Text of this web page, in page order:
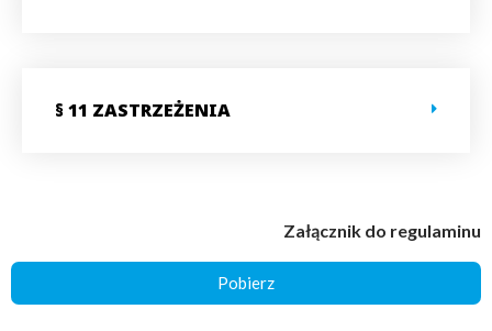
§ 11 ZASTRZEŻENIA
Załącznik do regulaminu
Pobierz